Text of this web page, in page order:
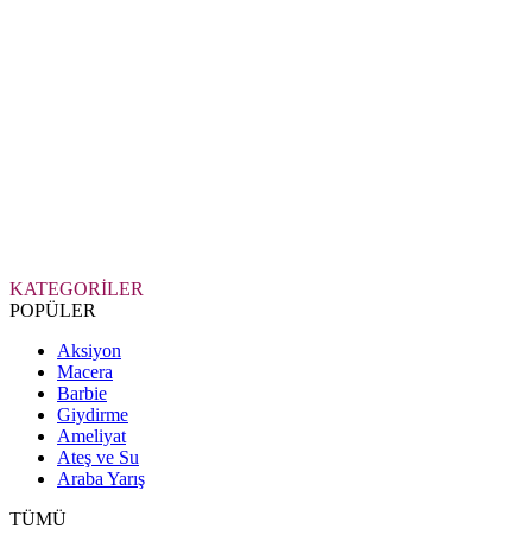
KATEGORİLER
POPÜLER
Aksiyon
Macera
Barbie
Giydirme
Ameliyat
Ateş ve Su
Araba Yarış
TÜMÜ